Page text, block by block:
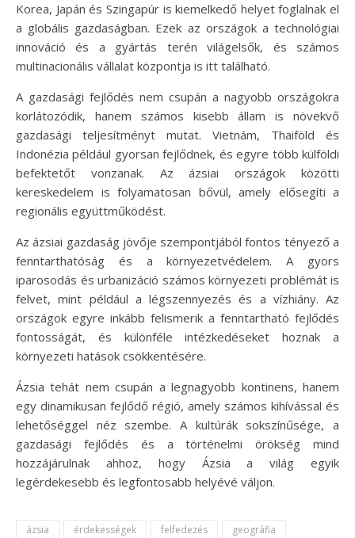
Korea, Japán és Szingapúr is kiemelkedő helyet foglalnak el
a globális gazdaságban. Ezek az országok a technológiai
innováció és a gyártás terén világelsők, és számos
multinacionális vállalat központja is itt található.
A gazdasági fejlődés nem csupán a nagyobb országokra
korlátozódik, hanem számos kisebb állam is növekvő
gazdasági teljesítményt mutat. Vietnám, Thaiföld és
Indonézia például gyorsan fejlődnek, és egyre több külföldi
befektetőt vonzanak. Az ázsiai országok közötti
kereskedelem is folyamatosan bővül, amely elősegíti a
regionális együttműködést.
Az ázsiai gazdaság jövője szempontjából fontos tényező a
fenntarthatóság és a környezetvédelem. A gyors
iparosodás és urbanizáció számos környezeti problémát is
felvet, mint például a légszennyezés és a vízhiány. Az
országok egyre inkább felismerik a fenntartható fejlődés
fontosságát, és különféle intézkedéseket hoznak a
környezeti hatások csökkentésére.
Ázsia tehát nem csupán a legnagyobb kontinens, hanem
egy dinamikusan fejlődő régió, amely számos kihívással és
lehetőséggel néz szembe. A kultúrák sokszínűsége, a
gazdasági fejlődés és a történelmi örökség mind
hozzájárulnak ahhoz, hogy Ázsia a világ egyik
legérdekesebb és legfontosabb helyévé váljon.
ázsia érdekességek felfedezés
geográfia